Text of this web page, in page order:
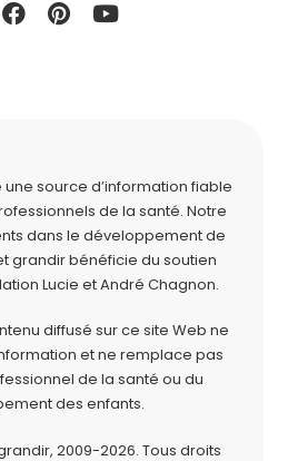
source d’information fiable
de la santé. Notre
dans le développement de
grandir bénéficie du soutien
Lucie et André Chagnon.
diffusé sur ce site Web ne
et ne remplace pas
de la santé ou du
des enfants.
2009-2026. Tous droits